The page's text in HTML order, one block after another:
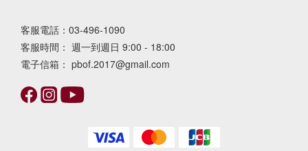
客服電話：03-496-1090
客服時間： 週一到週日 9:00 - 18:00
電子信箱： pbof.2017@gmail.com